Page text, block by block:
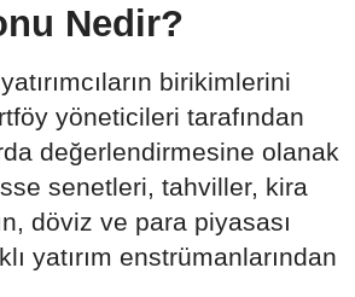
Nedir?
birikimlerini
yöneticileri tarafından
değerlendirmesine olanak
senetleri, tahviller, kira
döviz ve para piyasası
yatırım enstrümanlarından